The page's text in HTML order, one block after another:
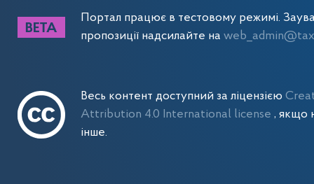
Портал працює в тестовому режимі.
пропозиції надсилайте на
Весь контент доступний за ліцензією
Attribution 4.0 International license , якщо
інше.